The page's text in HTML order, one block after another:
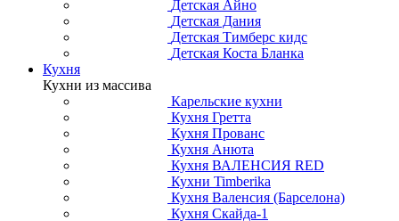
Детская Айно
Детская Дания
Детская Тимберс кидс
Детская Коста Бланка
Кухня
Кухни из массива
Карельские кухни
Кухня Гретта
Кухня Прованс
Кухня Анюта
Кухня ВАЛЕНСИЯ RED
Кухни Timberika
Кухня Валенсия (Барселона)
Кухня Скайда-1